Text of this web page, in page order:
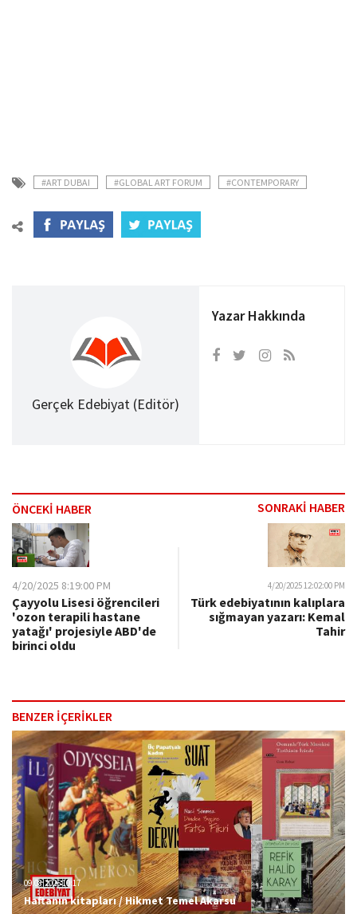
#ART DUBAI #GLOBAL ART FORUM #CONTEMPORARY
Gerçek Edebiyat (Editör)
Yazar Hakkında
ÖNCEKİ HABER SONRAKİ HABER
4/20/2025 8:19:00 PM
Çayyolu Lisesi öğrencileri
'ozon terapili hastane
yatağı' projesiyle ABD'de
birinci oldu
4/20/2025 12:02:00 PM
Türk edebiyatının kalıplara
sığmayan yazarı: Kemal
Tahir
BENZER İÇERİKLER
09.08.2026 10:17
Haftanın kitapları / Hikmet Temel Akarsu